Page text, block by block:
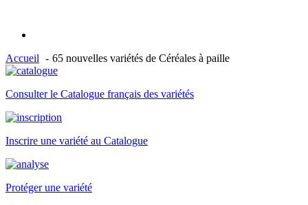
Accueil 65 nouvelles variétés de Céréales à paille
Consulter le Catalogue français des variétés
Inscrire une variété au Catalogue
Protéger une variété